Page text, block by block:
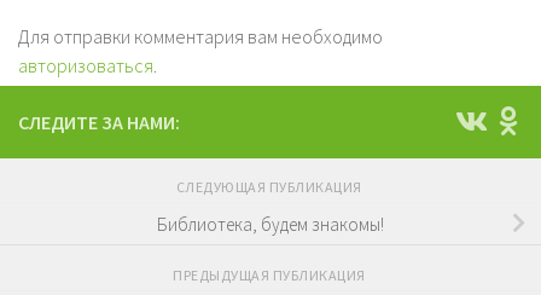
Для отправки комментария вам необходимо
авторизоваться
СЛЕДИТЕ ЗА НАМИ:
СЛЕДУЮЩАЯ ПУБЛИКАЦИЯ
Библиотека, будем знакомы!
ПРЕДЫДУЩАЯ ПУБЛИКАЦИЯ